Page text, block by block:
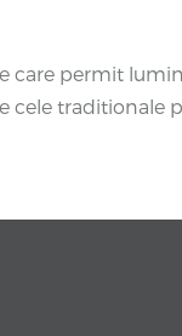
permit
cele traditionale